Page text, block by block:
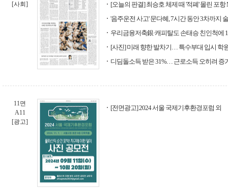
[사회]
[오늘의 판결] 최승호 체제 때 '적폐' 몰린 포
'음주운전 사고' 문다혜, 7시간 동안 3차까지
우리금융저축銀·캐피탈도 손태승 친인척에
[사진] 미래 향한 발차기… 특수부대 입시 학
디딤돌소득 받은 31%… 근로소득 오히려 증
11면
A11
[광고]
[전면광고] 2024 서울 국제기후환경포럼 외